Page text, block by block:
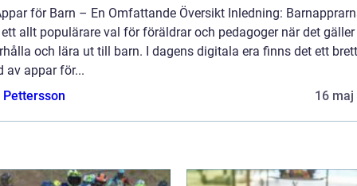
för Barn – En Omfattande Översikt Inledning:
allt populärare val för föräldrar och pedagoger när det
och lära ut till barn. I dagens digitala era finns det ett brett
av appar för...
16 maj